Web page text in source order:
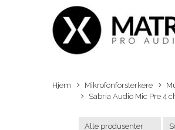
Hjem Mikrofonforsterkere
Sabria Audio Mic Pre 4